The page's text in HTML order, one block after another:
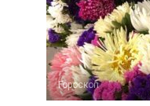
Гороскоп